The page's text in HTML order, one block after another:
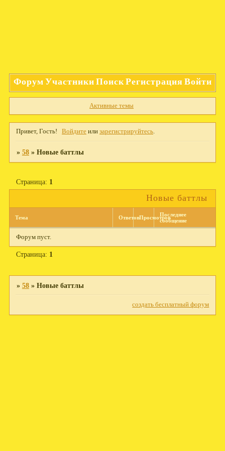
Форум Участники ПоискРегистрация Войти
Активные темы
Привет, Гость! Войдите илизарегистрируйтесь
» 58 » Новые баттлы
Новые баттлы
Страница: 1
Тема ОтветовПросмотровПоследнее
сообщение
Форум пуст.
Страница: 1
» 58 » Новые баттлы
создать бесплатный форум